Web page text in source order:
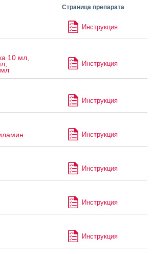
Страница препарата
Инструкция
10 мл,
мл
Инструкция
Инструкция
Инструкция
Инструкция
Инструкция
Инструкция